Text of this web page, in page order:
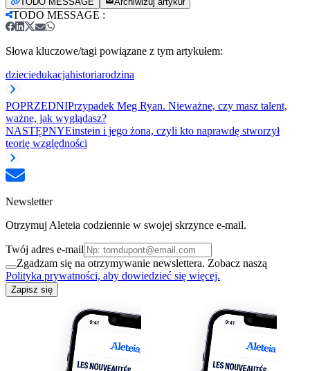
TODO MESSAGE :
Słowa kluczowe/tagi powiązane z tym artykułem:
dzieciedukacjahistoriarodzina
POPRZEDNIPrzypadek Meg Ryan. Nieważne, czy masz talent,
ważne, jak wyglądasz?
NASTĘPNYEinstein i jego żona, czyli kto naprawdę stworzył
teorię względności
Newsletter
Otrzymuj Aleteia codziennie w swojej skrzynce e-mail.
Twój adres e-mail
Zgadzam się na otrzymywanie newslettera. Zobacz naszą
Polityka prywatności, aby dowiedzieć się więcej.
Zapisz się